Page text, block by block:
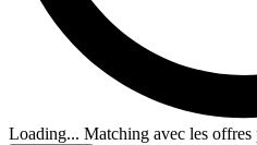
Loading... Matching avec les